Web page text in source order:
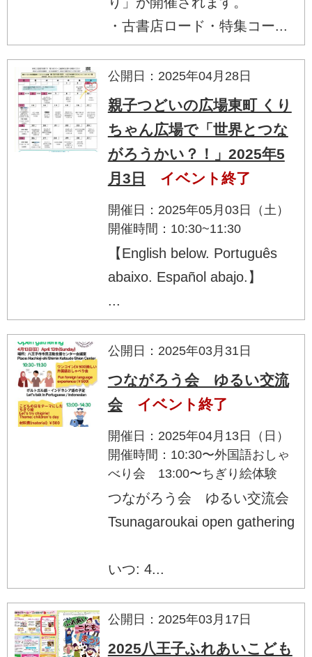
・古書店ロード・特集コー...
公開日：2025年04月28日
親子つどいの広場東町 くり
ちゃん広場で「世界とつな
がろうかい？！」2025年5
月3日
イベント終了
開催日：2025年05月03日（土）
開催時間：10:30~11:30
【English below. Português
abaixo. Español abajo.】
...
公開日：2025年03月31日
つながろう会 ゆるい交流
会
イベント終了
開催日：2025年04月13日（日）
開催時間：10:30〜外国語おしゃ
べり会 13:00〜ちぎり絵体験
つながろう会 ゆるい交流会
Tsunagaroukai open gathering
いつ: 4...
公開日：2025年03月17日
2025八王子ふれあいこども